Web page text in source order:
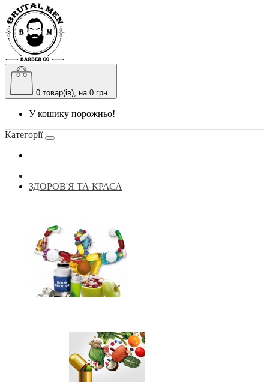
0 товар(ів), на 0 грн.
У кошику порожньо!
Категорії
ЗДОРОВ'Я ТА КРАСА